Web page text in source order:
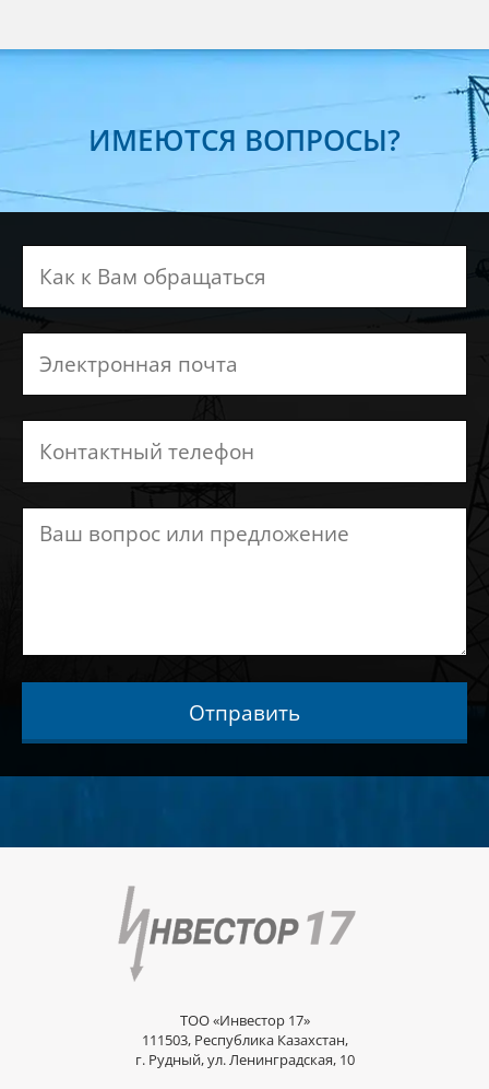
ИМЕЮТСЯ ВОПРОСЫ?
Отправить
ТОО «Инвестор 17»
111503, Республика Казахстан,
г. Рудный, ул. Ленинградская, 10